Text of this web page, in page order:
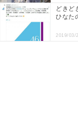
どきど
ひなた
2019/03/